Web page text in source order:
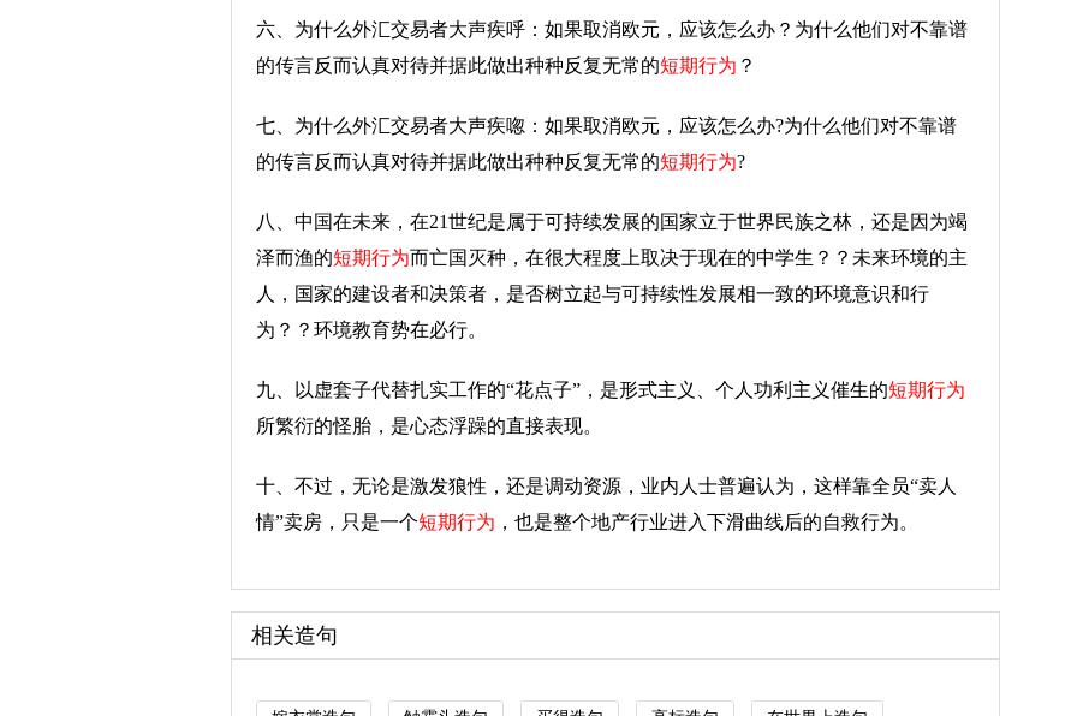
六、为什么外汇交易者大声疾呼：如果取消欧元，应该怎么办？为什么他们对不靠谱
的传言反而认真对待并据此做出种种反复无常的短期行为 ？
七、为什么外汇交易者大声疾唿：如果取消欧元，应该怎么办?为什么他们对不靠谱
的传言反而认真对待并据此做出种种反复无常的短期行为?
八、中国在未来，在21世纪是属于可持续发展的国家立于世界民族之林，还是因为竭
泽而渔的短期行为而亡国灭种，在很大程度上取决于现在的中学生？？未来环境的主
人，国家的建设者和决策者，是否树立起与可持续性发展相一致的环境意识和行
为？？环境教育势在必行。
九、以虚套子代替扎实工作的“花点子”，是形式主义、个人功利主义催生的短期行为
所繁衍的怪胎，是心态浮躁的直接表现。
十、不过，无论是激发狼性，还是调动资源，业内人士普遍认为，这样靠全员“卖人
情”卖房，只是一个短期行为 ，也是整个地产行业进入下滑曲线后的自救行为。
相关造句